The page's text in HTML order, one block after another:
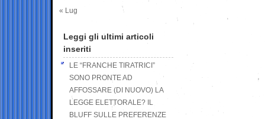
« Lug
Leggi gli ultimi articoli
inseriti
LE “FRANCHE TIRATRICI”
SONO PRONTE AD
AFFOSSARE (DI NUOVO) LA
LEGGE ELETTORALE? IL
BLUFF SULLE PREFERENZE